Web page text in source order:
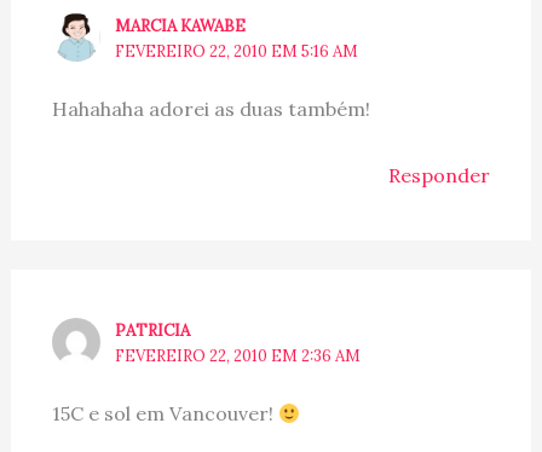
MARCIA KAWABE
FEVEREIRO 22, 2010 EM 5:16 AM
Hahahaha adorei as duas também!
Responder
PATRICIA
FEVEREIRO 22, 2010 EM 2:36 AM
15C e sol em Vancouver!